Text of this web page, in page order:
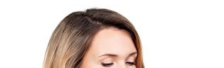
21:38 / 06-08-2026
"ჩვენთვის ეს ეგზოტიკაა, ჩვენს
სტუმრებს ასე ვუხსნით - ბევრი
სანთელი, ეგზოტიკა და
რომანტიკული საღამოები" -
შალვა ალავერდაშვილი
ელექტროენერგიის გათიშვებზე